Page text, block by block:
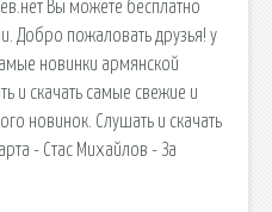
Вы можете бесплатно
Добро пожаловать друзья! у
новинки армянской
и скачать самые свежие и
новинок. Слушать и скачать
- Стас Михайлов - За